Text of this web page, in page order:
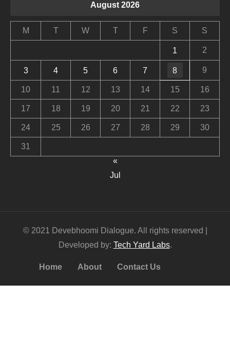
August 2026
M T W T F S S
1 2
3 4 5 6 7 8 9
10 11 12 13 14 15 16
17 18 19 20 21 22 23
24 25 26 27 28 29 30
31
«
Jul
© 2021 Devebhoomi Dialogue. All rights reserved |
Developed by: Tech Yard Labs.
Home About Contact Us